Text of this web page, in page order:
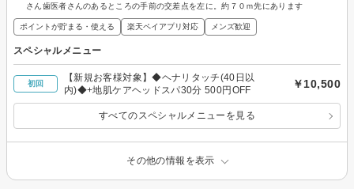
さん歯医者さんのあるところの手前の交差点を左に。約７０ｍ先にあります
ポイントが貯まる・使える 楽天ペイアプリ対応 メンズ歓迎
スペシャルメニュー
初回
【新規お客様対象】◆ヘナリタッチ(40日以
内)◆+地肌ケアヘッドスパ30分 500円OFF
￥10,500
すべてのスペシャルメニューを見る
その他の情報を表示